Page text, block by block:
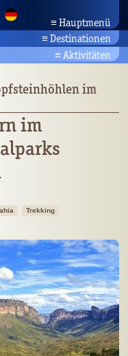
≡Hauptmenü
Startseite
Aktuelles
Partner
Suche
≡Destinationen
Rundreisen
Bahia/Nordosten
Planalto/Cerrado
Südbrasilien
≡Aktivitäten
Brasiliens Strände
Tierwelt Brasiliens
Landwirschaftsreisen
im
im
Trekking